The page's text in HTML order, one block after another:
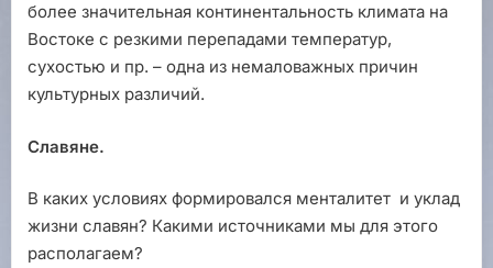
более значительная континентальность климата на
Востоке с резкими перепадами температур,
сухостью и пр. – одна из немаловажных причин
культурных различий.
Славяне.
В каких условиях формировался менталитет и уклад
жизни славян? Какими источниками мы для этого
располагаем?